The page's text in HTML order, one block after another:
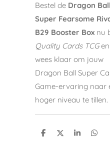
Bestel de Dragon Ball
Super Fearsome
B29 Booster Box nu
Quality Cards TCGen
wees klaar om jouw
Dragon Ball Super
Game-ervaring naar
hoger niveau te tillen.
S
S
S
S